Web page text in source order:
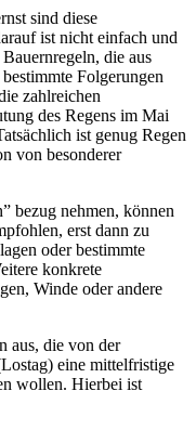
sind diese
ist nicht einfach und
die aus
Folgerungen
zahlreichen
des Regens im Mai
ist genug Regen
von besonderer
bezug nehmen, können
erst dann zu
oder bestimmte
konkrete
Winde oder andere
aus, die von der
eine mittelfristige
wollen. Hierbei ist